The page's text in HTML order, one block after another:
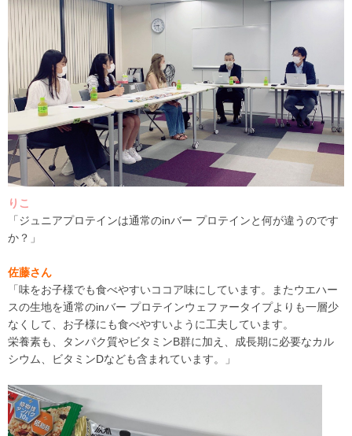
りこ
「ジュニアプロテインは通常のinバー プロテインと何が違うのです
か ？」
佐藤さん
「味をお子様でも食べやすいココア味にしています。またウエハー
スの生地を通常のinバー プロテインウェファータイプよりも一層少
なくして、お子様にも食べやすいように工夫しています。
栄養素も、タンパク質やビタミンB群に加え、 成長期に必要なカル
シウム、
ビタミンDなども含まれています。」